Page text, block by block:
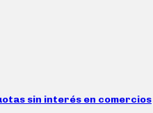
sin interés en comercios